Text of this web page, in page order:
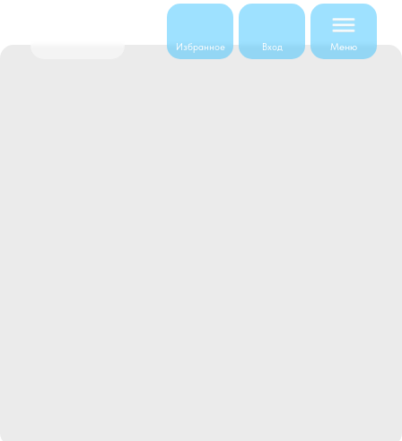
Меню
Вход
Избранное